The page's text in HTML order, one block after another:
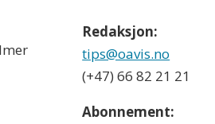
Redaksjon:
tips@oavis.no
(+47) 66 82 21 21
Abonnement: